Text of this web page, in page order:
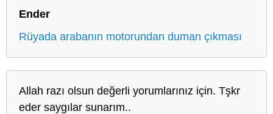
Ender
Rüyada arabanın motorundan duman çıkması
Allah razı olsun değerli yorumlarınız için. Tşkr
eder saygılar sunarım..